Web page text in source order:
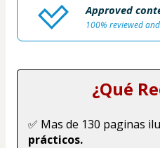
Approved
100% reviewed
¿Qué
✅ Mas de 130 paginas
prácticos.